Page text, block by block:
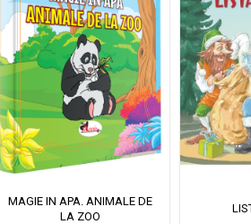
MAGIE IN APA. ANIMALE DE
LA ZOO